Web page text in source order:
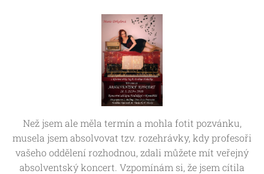
Než jsem ale měla termín a mohla fotit pozvánku,
musela jsem absolvovat tzv. rozehrávky, kdy profesoři
vašeho oddělení rozhodnou, zdali můžete mít veřejný
absolventský koncert. Vzpomínám si, že jsem cítila